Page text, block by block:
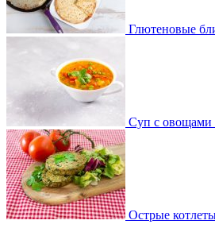
Глютеновые
Суп с овощами
Острые